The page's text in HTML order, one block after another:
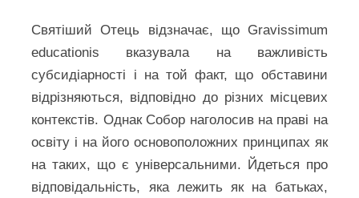
Святіший Отець відзначає, що Gravissimum
educationis вказувала на важливість
субсидіарності і на той факт, що обставини
відрізняються, відповідно до різних місцевих
контекстів. Однак Собор наголосив на праві на
освіту і на його основоположних принципах як
на таких, що є універсальними. Йдеться про
відповідальність, яка лежить як на батьках,